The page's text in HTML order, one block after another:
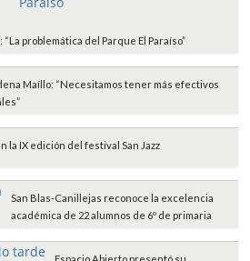
problemática del Parque El Paraíso”
Maíllo: “Necesitamos tener más efectivos
la IX edición del festival San Jazz
San Blas-Canillejas reconoce la excelencia
académica de 22 alumnos de 6º de primaria